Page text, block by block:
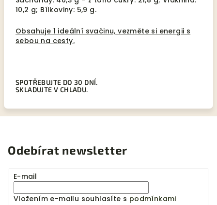
10,2 g; Bílkoviny: 5,9 g.
Obsahuje 1 ideální svačinu, vezměte si energii s
sebou na cesty.
SPOTŘEBUJTE DO 30 DNÍ.
SKLADUJTE V CHLADU.
Odebírat newsletter
E-mail
Vložením e-mailu souhlasíte s podmínkami